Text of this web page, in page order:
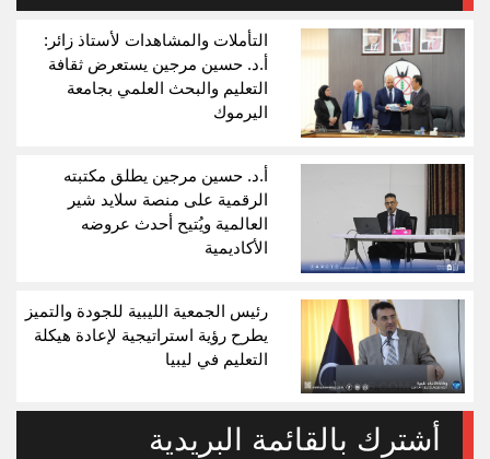
التأملات والمشاهدات لأستاذ زائر:
أ.د. حسين مرجين يستعرض ثقافة
التعليم والبحث العلمي بجامعة
اليرموك
أ.د. حسين مرجين يطلق مكتبته
الرقمية على منصة سلايد شير
العالمية ويُتيح أحدث عروضه
الأكاديمية
رئيس الجمعية الليبية للجودة والتميز
يطرح رؤية استراتيجية لإعادة هيكلة
التعليم في ليبيا
أشترك بالقائمة البريدية